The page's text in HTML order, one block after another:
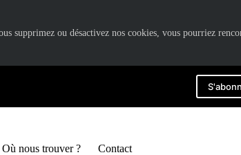
Où nous trouver ? Contact
supprimez ou désactivez nos cookies, vous pourriez